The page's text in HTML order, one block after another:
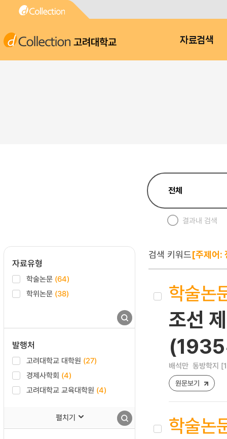
고려대학교 자료검색
결과내 검색
자료유형
학술논문 (64)
학위논문 (38)
발행처
고려대학교 대학원 (27)
경제사학회 (4)
고려대학교 교육대학원 (4)
펼치기
검색 키워드[주제어:
학술논
조선
배석만 동방학지
원문보기
학술논